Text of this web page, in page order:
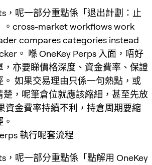
，呢一部分重點係「退出計劃：止
。cross-market workflows work
compares categories instead
。 喺 OneKey Perps 入面，唔好
，亦要睇價格深度、資金費率、保證
如果交易理由只係一句熱點，或
楚，呢筆倉位就應該縮細，甚至先放
資金費率持續不利，持倉周期要縮
執行呢套流程
，呢一部分重點係「點解用 OneKey